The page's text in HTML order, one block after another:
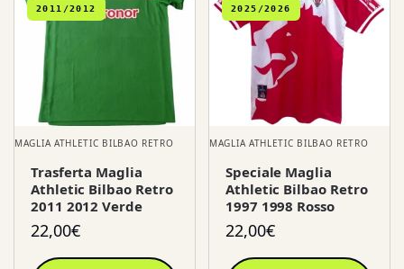
2011/2012
MAGLIA ATHLETIC BILBAO RETRO
Trasferta Maglia
Athletic Bilbao Retro
2011 2012 Verde
22,00€
2025/2026
MAGLIA ATHLETIC BILBAO RETRO
Speciale Maglia
Athletic Bilbao Retro
1997 1998 Rosso
22,00€